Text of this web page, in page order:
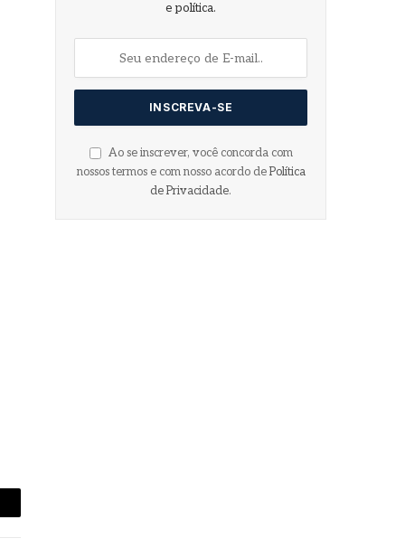
e política.
Ao se inscrever, você concorda com
nossos termos e com nosso acordo de Política
de Privacidade.